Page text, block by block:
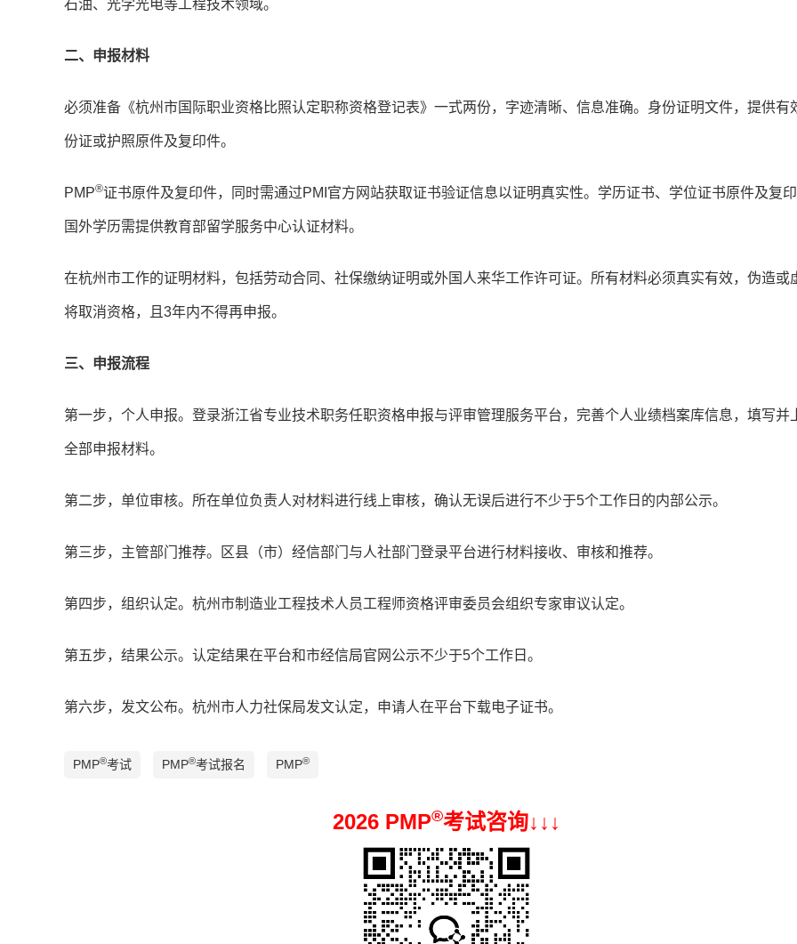
石油、光学光电等工程技术领域。
二、申报材料
必须准备《杭州市国际职业资格比照认定职称资格登记表》一式两份，字迹清晰、信息准确。身份证明文件，提供有
份证或护照原件及复印件。
PMP®证书原件及复印件，同时需通过PMI官方网站获取证书验证信息以证明真实性。学历证书、学位证书原件及复印
国外学历需提供教育部留学服务中心认证材料。
在杭州市工作的证明材料，包括劳动合同、社保缴纳证明或外国人来华工作许可证。所有材料必须真实有效，伪造或
将取消资格，且3年内不得再申报。
三、申报流程
第一步，个人申报。登录浙江省专业技术职务任职资格申报与评审管理服务平台，完善个人业绩档案库信息，填写并
全部申报材料。
第二步，单位审核。所在单位负责人对材料进行线上审核，确认无误后进行不少于5个工作日的内部公示。
第三步，主管部门推荐。区县（市）经信部门与人社部门登录平台进行材料接收、审核和推荐。
第四步，组织认定。杭州市制造业工程技术人员工程师资格评审委员会组织专家审议认定。
第五步，结果公示。认定结果在平台和市经信局官网公示不少于5个工作日。
第六步，发文公布。杭州市人力社保局发文认定，申请人在平台下载电子证书。
PMP®考试 PMP®考试报名 PMP®
2026 PMP®考试咨询↓ ↓ ↓